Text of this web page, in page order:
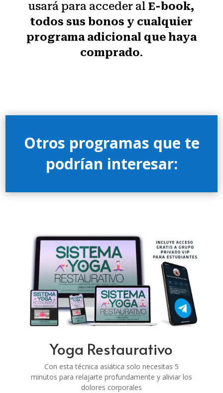
usará para acceder alE-book,
todos sus bonos y cualquier
programa adicional que haya
comprado.
Otros programas que te
podrían interesar:
Yoga Restaurativo
Con esta técnica asiática solo necesitas 5
minutos para relajarte profundamente y aliviar los
dolores corporales